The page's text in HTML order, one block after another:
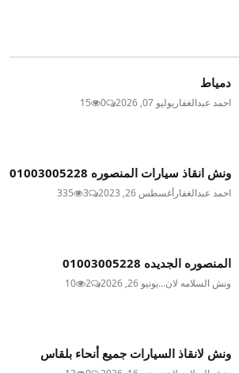
دمياط
احمد عبدالغفاريوليو 07, 2026 0
15
ونش انقاذ سيارات المنصوره 01003005228
احمد عبدالغفارأغسطس 26, 2023 3
335
المنصوره الجديده 01003005228
ونش السلامه لان...يونيو 26, 2026 2
10
ونش لانقاذ السيارات جميع أنحاء بلقاس